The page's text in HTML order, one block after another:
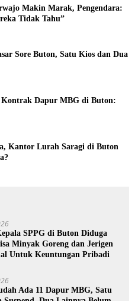
Makin Marak, Pengendara:
Tidak Tahu”
Sore Buton, Satu Kios dan Dua
Dapur MBG di Buton:
Kantor Lurah Saragi di Buton
SPPG di Buton Diduga
Minyak Goreng dan Jerigen
Untuk Keuntungan Pribadi
Ada 11 Dapur MBG, Satu